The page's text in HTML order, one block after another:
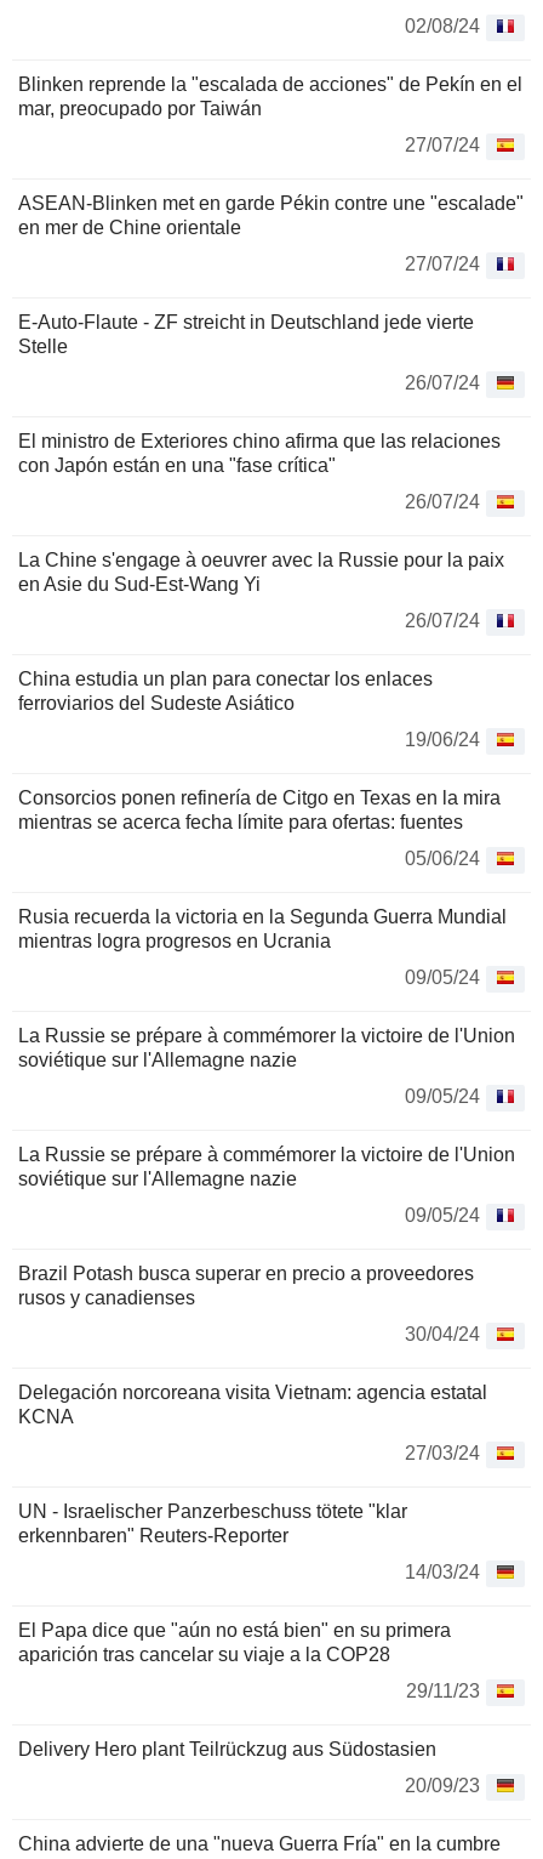
02/08/24
Blinken reprende la "escalada de acciones" de Pekín en el
mar, preocupado por Taiwán
27/07/24
ASEAN-Blinken met en garde Pékin contre une "escalade"
en mer de Chine orientale
27/07/24
E-Auto-Flaute - ZF streicht in Deutschland jede vierte
Stelle
26/07/24
El ministro de Exteriores chino afirma que las relaciones
con Japón están en una "fase crítica"
26/07/24
La Chine s'engage à oeuvrer avec la Russie pour la paix
en Asie du Sud-Est-Wang Yi
26/07/24
China estudia un plan para conectar los enlaces
ferroviarios del Sudeste Asiático
19/06/24
Consorcios ponen refinería de Citgo en Texas en la mira
mientras se acerca fecha límite para ofertas: fuentes
05/06/24
Rusia recuerda la victoria en la Segunda Guerra Mundial
mientras logra progresos en Ucrania
09/05/24
La Russie se prépare à commémorer la victoire de l'Union
soviétique sur l'Allemagne nazie
09/05/24
La Russie se prépare à commémorer la victoire de l'Union
soviétique sur l'Allemagne nazie
09/05/24
Brazil Potash busca superar en precio a proveedores
rusos y canadienses
30/04/24
Delegación norcoreana visita Vietnam: agencia estatal
KCNA
27/03/24
UN - Israelischer Panzerbeschuss tötete "klar
erkennbaren" Reuters-Reporter
14/03/24
El Papa dice que "aún no está bien" en su primera
aparición tras cancelar su viaje a la COP28
29/11/23
Delivery Hero plant Teilrückzug aus Südostasien
20/09/23
China advierte de una "nueva Guerra Fría" en la cumbre